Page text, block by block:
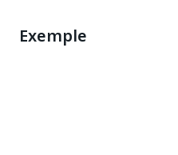
Exemple